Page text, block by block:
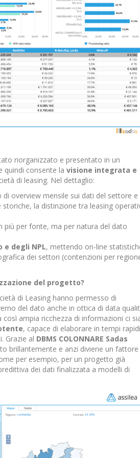
riorganizzato e presentato in un
quindi consente la visione integrata e
di leasing. Nel dettaglio:
overview mensile sui dati del settore e
la distinzione tra leasing
più per fonte, ma per natura del dato
degli NPL, mettendo on-line
dei settori (contenzioni per
del progetto?
di Leasing hanno permesso di
del dato anche in ottica di data
ampia ricchezza di informazioni ci
, capace di elaborare in tempi
Grazie al DBMS COLONNARE Sadas
brillantemente e anzi diviene un fattore
per esempio, per un progetto già
dei dati finalizzata a modelli di